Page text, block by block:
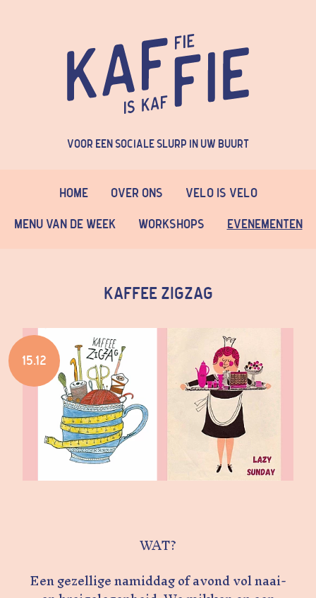
Voor een sociale slurp in uw buurt
Home Over Ons Velo is Velo
Menu van de week Workshops Evenementen
Kaffee ZigZag
15.12
WAT?
Een gezellige namiddag of avond vol naai-